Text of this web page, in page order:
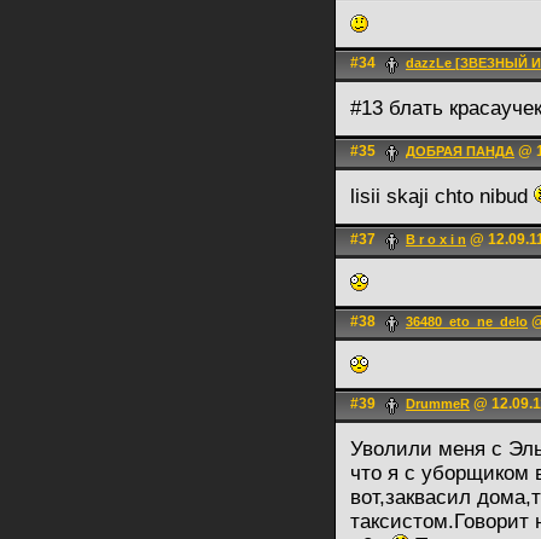
#34 dazzLe [ЗВЕЗНЫЙ
#13 блать
#35 ДОБРАЯ ПАНДА @
lisii skaji chto nibud
#37 B r o x i n @
#38 36480_eto_ne_delo
#39 DrummeR @
Уволили меня с
что я с уборщиком
вот,заквасил
таксистом.Говорит